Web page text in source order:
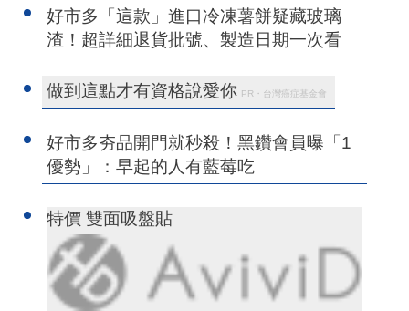
好市多「這款」進口冷凍薯餅疑藏玻璃
渣！超詳細退貨批號、製造日期一次看
做到這點才有資格說愛你 PR・台灣癌症基金會
好市多夯品開門就秒殺！黑鑽會員曝「1
優勢」：早起的人有藍莓吃
特價 雙面吸盤貼